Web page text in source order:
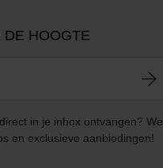
DE HOOGTE
in je inbox ontvangen? We
en exclusieve aanbiedingen!